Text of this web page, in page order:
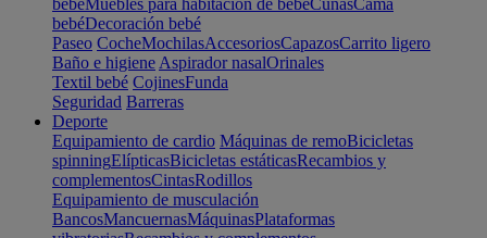
bebéMuebles para habitación de bebéCunasCama
bebéDecoración bebé
Paseo CocheMochilasAccesoriosCapazosCarrito ligero
Baño e higiene Aspirador nasalOrinales
Textil bebé CojinesFunda
Seguridad Barreras
Deporte
Equipamiento de cardio Máquinas de remoBicicletas
spinningElípticasBicicletas estáticasRecambios y
complementosCintasRodillos
Equipamiento de musculación
BancosMancuernasMáquinasPlataformas